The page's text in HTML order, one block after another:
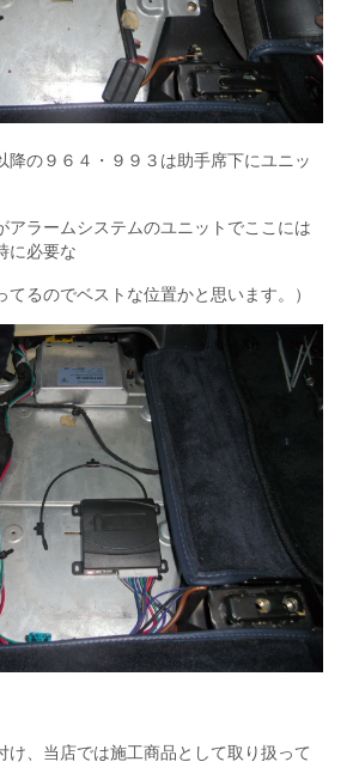
降の９６４・９９３は助手席下にユニッ
アラームシステムのユニットでここには
に必要な
るのでベストな位置かと思います。）
け、当店では施工商品として取り扱って